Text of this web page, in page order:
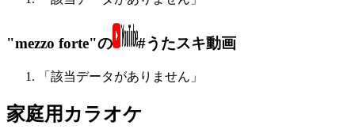
"mezzo forte"の #うたスキ動画
「該当データがありません」
家庭用カラオケ